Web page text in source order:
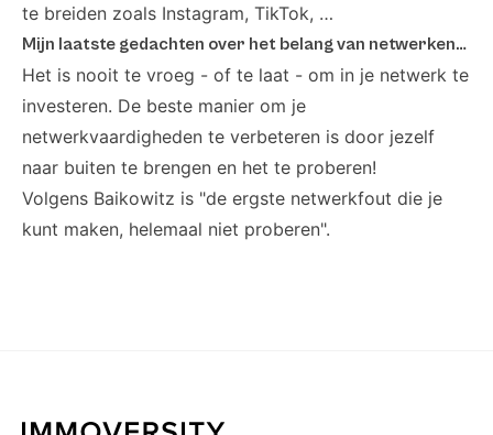
te breiden zoals Instagram, TikTok, …
Mijn laatste gedachten over het belang van netwerken…
Het is nooit te vroeg - of te laat - om in je netwerk te
investeren. De beste manier om je
netwerkvaardigheden te verbeteren is door jezelf
naar buiten te brengen en het te proberen!
Volgens Baikowitz is "de ergste netwerkfout die je
kunt maken, helemaal niet proberen".